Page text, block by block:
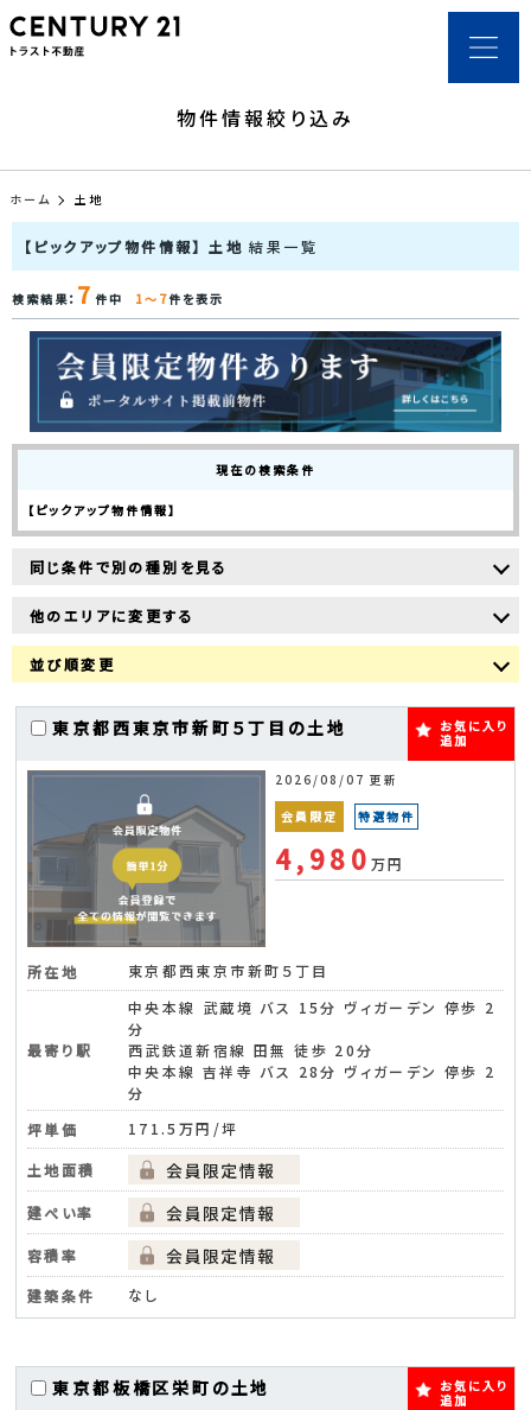
物件情報絞り込み
ホーム 土地
【ピックアップ物件情報】 土地結果一覧
検索結果： 7 件中 1～7件を表示
現在の検索条件
【ピックアップ物件情報】
同じ条件で別の種別を見る
他のエリアに変更する
並び順変更
東京都西東京市新町５丁目の土地
お気に入り
追加
2026/08/07 更新
会員限定 特選物件
4,980万円
所在地 東京都西東京市新町５丁目
最寄り駅
中央本線 武蔵境 バス 15分 ヴィガーデン 停歩 2
分
西武鉄道新宿線 田無 徒歩 20分
中央本線 吉祥寺 バス 28分 ヴィガーデン 停歩 2
分
坪単価
171.5万円/坪
土地面積
建ぺい率
容積率
建築条件
なし
東京都板橋区栄町の土地
お気に入り
追加